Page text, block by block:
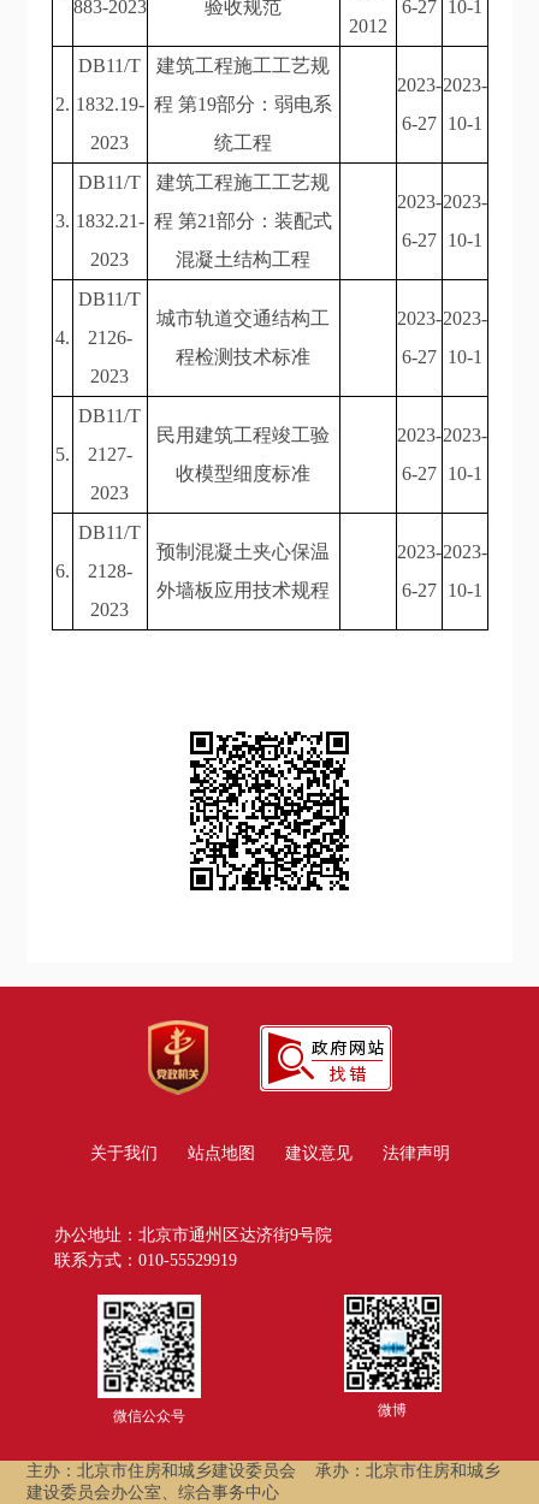
883-2023
验收规范
2012
6-27
10-1
2.
DB11/T
1832.19-
2023
建筑工程施工工艺规
程 第19部分：弱电系
统工程
2023-
6-27
2023-
10-1
3.
DB11/T
1832.21-
2023
建筑工程施工工艺规
程 第21部分：装配式
混凝土结构工程
2023-
6-27
2023-
10-1
4.
DB11/T
2126-
2023
城市轨道交通结构工
程检测技术标准
2023-
6-27
2023-
10-1
5.
DB11/T
2127-
2023
民用建筑工程竣工验
收模型细度标准
2023-
6-27
2023-
10-1
6.
DB11/T
2128-
2023
预制混凝土夹心保温
外墙板应用技术规程
2023-
6-27
2023-
10-1
关于我们 站点地图 建议意见 法律声明
办公地址：北京市通州区达济街9号院
联系方式：010-55529919
微信公众号 微博
主办：北京市住房和城乡建设委员会
承办：北京市住房和城乡
建设委员会办公室、综合事务中心